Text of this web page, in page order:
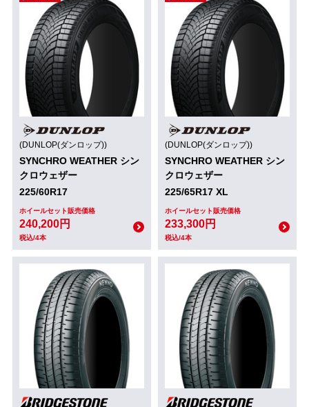
(DUNLOP(ダンロップ))
SYNCHRO WEATHER シン
クロウェザー
225/60R17
ホイールセット販売価格
240,200円
税込/4本
(DUNLOP(ダンロップ))
SYNCHRO WEATHER シン
クロウェザー
225/65R17 XL
ホイールセット販売価格
233,300円
税込/4本